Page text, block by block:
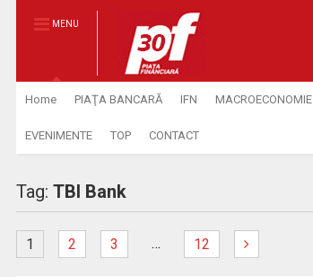
MENU
Home PIAŢA BANCARĂ IFN MACROECONOMIE
EVENIMENTE TOP CONTACT
Tag: TBI Bank
1 2 3 … 12